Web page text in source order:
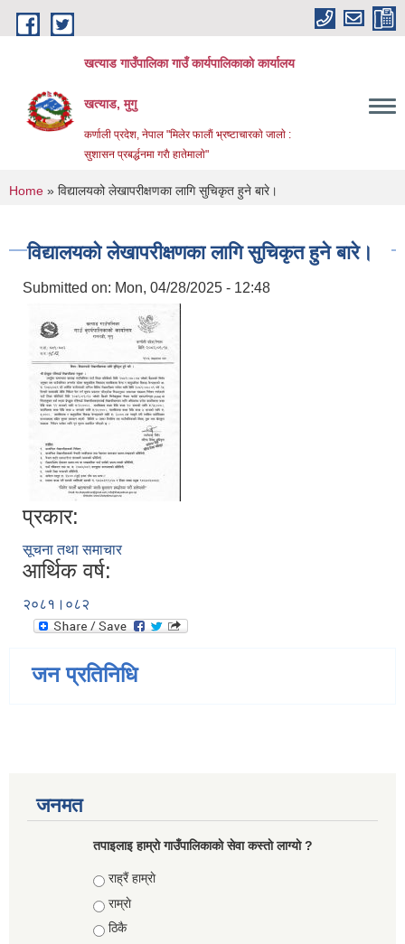
Skip to main content
खत्याड गाउँपालिका गाउँ कार्यपालिकाकाे कार्यालय
खत्याड, मुगु
कर्णाली प्रदेश, नेपाल "मिलेर फालाैं भ्रष्टाचारकाे जालाे :
सुशासन प्रबर्द्धनमा गराै‌ हातेमालाे"
You are here
Home » विद्यालयको लेखापरीक्षणका लागि सुचिकृत हुने बारे।
विद्यालयको लेखापरीक्षणका लागि सुचिकृत हुने बारे।
Submitted on: Mon, 04/28/2025 - 12:48
प्रकार:
सूचना तथा समाचार
आर्थिक वर्ष:
२०८१।०८२
जन प्रतिनिधि
जनमत
तपाइलाइ हाम्राे गाउँपालिकाकाे सेवा कस्ताे लाग्याे ?
Choices
राह्रैं हाम्राे
राम्राे
ठिकै